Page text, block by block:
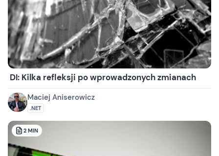
DI: Kilka refleksji po wprowadzonych zmianach
Maciej Aniserowicz
.NET
2 MIN